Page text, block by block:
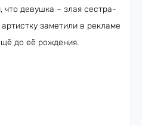
девушка – злая сестра-
заметили в рекламе
до её рождения.